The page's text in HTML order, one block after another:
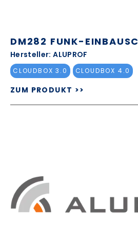
DM282 FUNK-
Hersteller: ALUPROF
CLOUDBOX 3.0 CLOUDBOX 4.0
ZUM PRODUKT >>